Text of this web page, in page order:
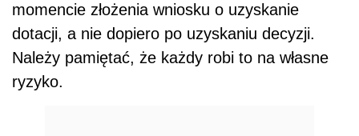
momencie złożenia wniosku o uzyskanie
dotacji, a nie dopiero po uzyskaniu decyzji.
Należy pamiętać, że każdy robi to na własne
ryzyko.